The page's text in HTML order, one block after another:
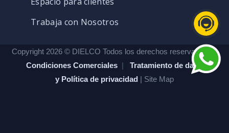
Trabaja con Nosotros
Copyright 2026 © DIELCO Todos los derechos reservados. |
Condiciones Comerciales | Tratamiento de datos
y Política de privacidad | Site Map